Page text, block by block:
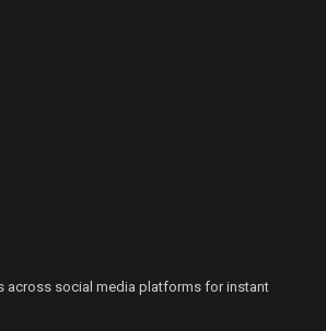
across social media platforms for instant